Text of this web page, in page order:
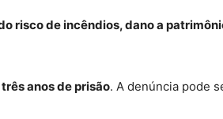
risco de incêndios, dano a
anos de prisão. A denúncia pode